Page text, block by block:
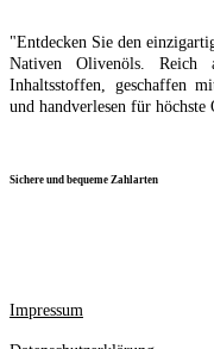
"Entdecken Sie den
Nativen Olivenöls. Reich
Inhaltsstoffen, geschaffen
und handverlesen für höchste
Sichere und bequeme Zahlarten
Impressum